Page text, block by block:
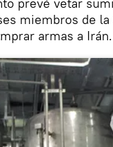
prevé vetar
miembros de
armas a Irán.